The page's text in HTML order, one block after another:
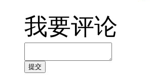
我要评论